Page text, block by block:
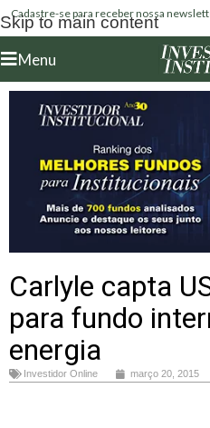
Skip to main content
Cadastre-se para receber nossa
Menu
Carlyle capta
para fundo
energia
Investidor Online março 20, 2015